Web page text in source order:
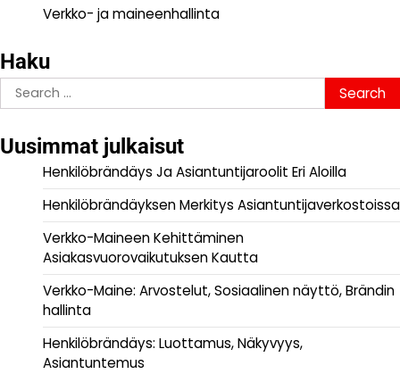
Verkko- ja maineenhallinta
Haku
Search
for:
Uusimmat julkaisut
Henkilöbrändäys Ja Asiantuntijaroolit Eri Aloilla
Henkilöbrändäyksen Merkitys Asiantuntijaverkostoissa
Verkko-Maineen Kehittäminen
Asiakasvuorovaikutuksen Kautta
Verkko-Maine: Arvostelut, Sosiaalinen näyttö, Brändin
hallinta
Henkilöbrändäys: Luottamus, Näkyvyys,
Asiantuntemus